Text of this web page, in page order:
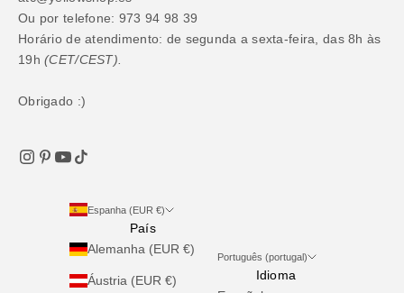
Ou por telefone: 973 94 98 39
Horário de atendimento: de segunda a sexta-feira, das 8h às
19h(CET/CEST).
Obrigado :)
Espanha (EUR €)
País
Alemanha (EUR €)
Áustria (EUR €)
Português (portugal)
Idioma